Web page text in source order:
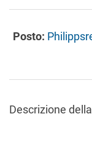
Posto:
Descrizione